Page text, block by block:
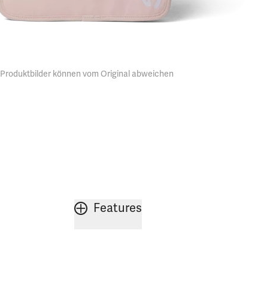
Produktbilder können vom Original abweichen
Features